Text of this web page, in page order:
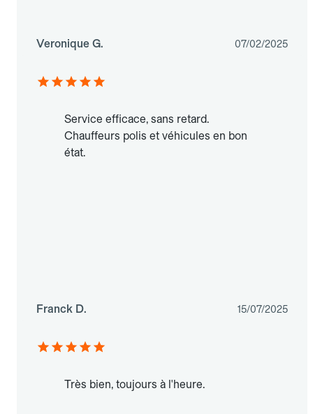
Veronique G. 07/02/2025
Service efficace, sans retard.
Chauffeurs polis et véhicules en bon
état.
Franck D. 15/07/2025
Très bien, toujours à l'heure.